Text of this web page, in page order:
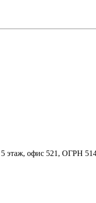
этаж, офис 521, ОГРН